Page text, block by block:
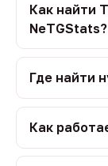
Как найти
NeTGStats?
Где найти
Как